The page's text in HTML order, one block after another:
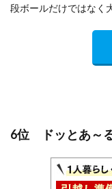
段ボールだけではなく
6位 ドッとあ～